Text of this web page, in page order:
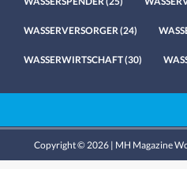
WASSERVERSORGER(24)
WASSERWIRTSCHAFT(30)
Copyright © 2026 | MH Magazine